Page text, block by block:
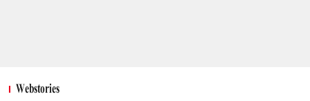
Webstories